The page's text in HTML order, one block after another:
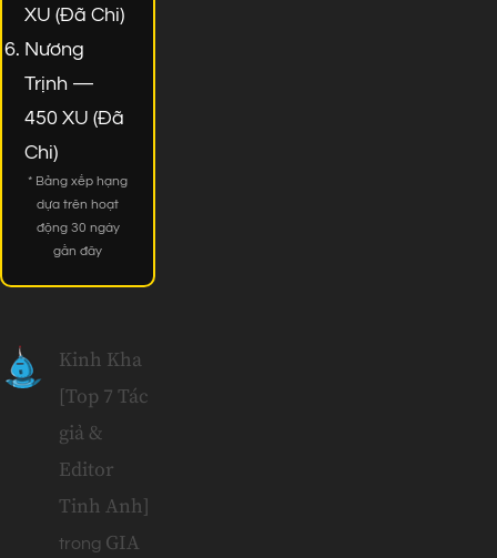
XU (Đã Chi)
Nương
Trịnh —
450 XU (Đã
Chi)
* Bảng xếp hạng
dựa trên hoạt
động 30 ngày
gần đây
Kinh Kha
[Top 7 Tác
giả &
Editor
Tinh Anh]
trong GIA